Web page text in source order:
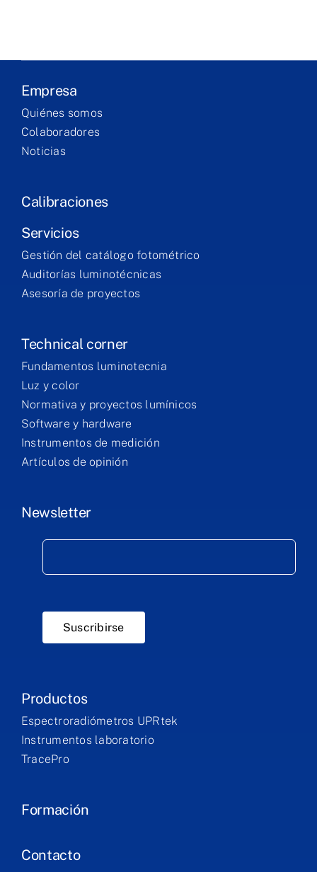
Empresa
Quiénes somos
Colaboradores
Noticias
Calibraciones
Servicios
Gestión del catálogo fotométrico
Auditorías luminotécnicas
Asesoría de proyectos
Technical corner
Fundamentos luminotecnia
Luz y color
Normativa y proyectos lumínicos
Software y hardware
Instrumentos de medición
Artículos de opinión
Newsletter
Suscribirse
Productos
Espectroradiómetros UPRtek
Instrumentos laboratorio
TracePro
Formación
Contacto